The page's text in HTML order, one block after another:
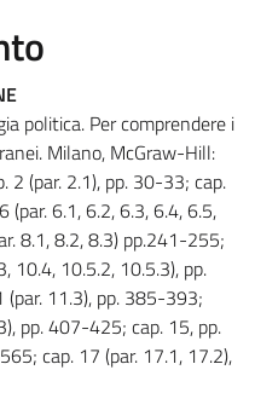
politica. Per comprendere i
Milano, McGraw-Hill:
2 (par. 2.1), pp. 30-33; cap.
(par. 6.1, 6.2, 6.3, 6.4, 6.5,
8.1, 8.2, 8.3) pp.241-255;
10.4, 10.5.2, 10.5.3), pp.
11.3), pp. 385-393;
pp. 407-425; cap. 15, pp.
cap. 17 (par. 17.1, 17.2),